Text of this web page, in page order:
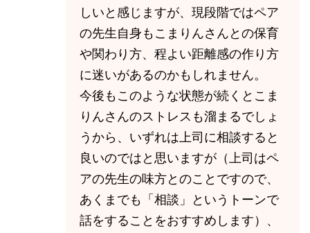
しいと感じますが、現段階ではペア
の先生自身もこまりんさんとの保育
や関わり方、程よい距離感の作り方
に迷いがあるのかもしれません。
今後もこのような状態が続くとこま
りんさんのストレスも溜まるでしょ
うから、いずれは上司に相談すると
良いのではと思いますが（上司はペ
アの先生の味方とのことですので、
あくまでも「相談」というトーンで
話をすることをおすすめします）、